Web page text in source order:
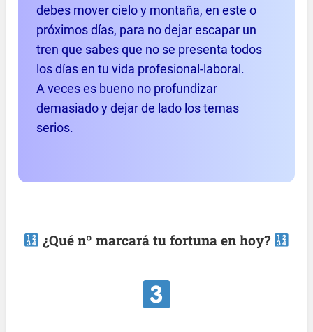
debes mover cielo y montaña, en este o
próximos días, para no dejar escapar un
tren que sabes que no se presenta todos
los días en tu vida profesional-laboral.
A veces es bueno no profundizar
demasiado y dejar de lado los temas
serios.
¿Qué nº marcará tu fortuna en hoy?